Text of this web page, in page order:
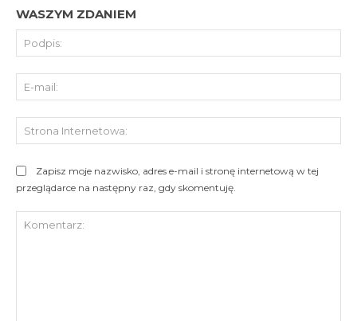
WASZYM ZDANIEM
Zapisz moje nazwisko, adres e-mail i stronę internetową w tej
przeglądarce na następny raz, gdy skomentuję.